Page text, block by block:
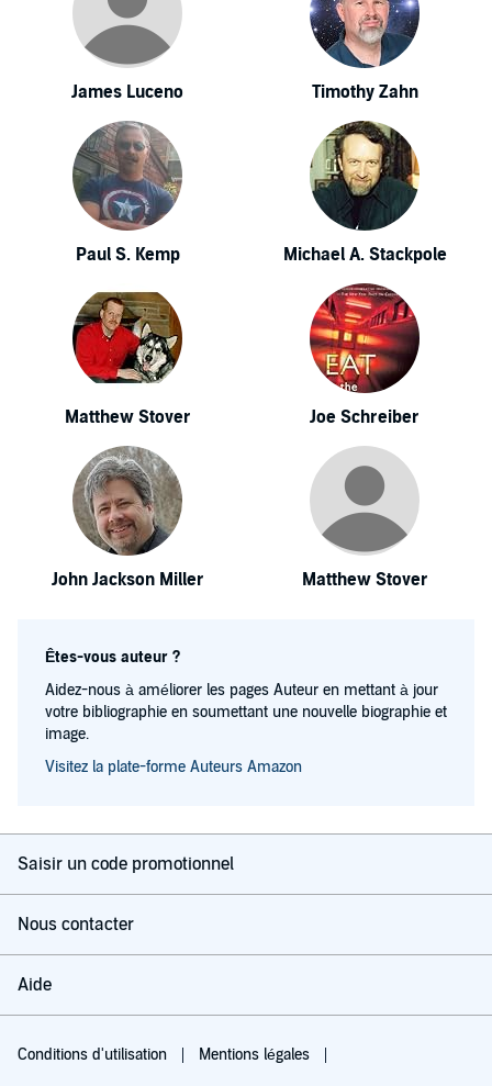
James Luceno Timothy Zahn
Paul S. Kemp Michael A. Stackpole
Matthew Stover Joe Schreiber
John Jackson Miller Matthew Stover
Êtes-vous auteur ?
Aidez-nous à améliorer les pages Auteur en mettant à jour
votre bibliographie en soumettant une nouvelle biographie et
image.
Visitez la plate-forme Auteurs Amazon
Saisir un code promotionnel
Nous contacter
Aide
Conditions d'utilisation Mentions légales